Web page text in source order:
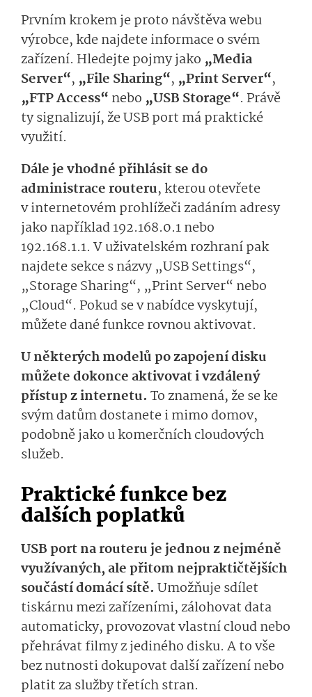
Prvním krokem je proto návštěva webu
výrobce, kde najdete informace o svém
zařízení. Hledejte pojmy jako „Media
Server“, „File Sharing“, „Print Server“,
„FTP Access“ nebo „USB Storage“. Právě
ty signalizují, že USB port má praktické
využití.
Dále je vhodné přihlásit se do
administrace routeru, kterou otevřete
v internetovém prohlížeči zadáním adresy
jako například 192.168.0.1 nebo
192.168.1.1. V u­živatelském rozhraní pak
najdete sekce s názvy „USB Settings“,
„Storage Sharing“, „Print Server“ nebo
„Cloud“. Pokud se v nabídce vyskytují,
můžete dané funkce rovnou aktivovat.
U některých modelů po zapojení disku
můžete dokonce aktivovat i vzdálený
přístup z internetu. To znamená, že se ke
svým datům dostanete i mimo domov,
podobně jako u komerčních cloudových
služeb.
Praktické funkce bez
dalších poplatků
USB port na routeru je jednou z nejméně
využívaných, ale přitom nejpraktičtějších
součástí domácí sítě. Umožňuje sdílet
tiskárnu mezi zařízeními, zálohovat data
automaticky, provozovat vlastní cloud nebo
přehrávat filmy z jediného disku. A to vše
bez nutnosti dokupovat další zařízení nebo
platit za služby třetích stran.